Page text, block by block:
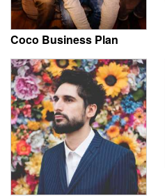
Coco Business Plan